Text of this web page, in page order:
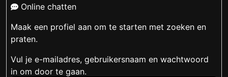
Online chatten
Maak een profiel aan om te starten met zoeken en
praten.
Vul je e-mailadres, gebruikersnaam en wachtwoord
in om door te gaan.